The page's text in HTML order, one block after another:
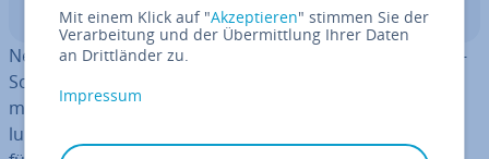
In­halts­ver­zeich­nis
Next.js und Nuxt sind Web­frame­works, die auf den Ja­va­
Script-Bi­blio­the­ken React bzw. Vue basieren. Beide er­
mög­li­chen eine struk­tu­rier­te und per­for­man­te Ent­wick­
lung von Web­an­wen­dun­gen mit in­te­grier­ten Lösungen
Mit einem Klick auf "Akzeptieren" stimmen Sie der
Verarbeitung und der Übermittlung Ihrer Daten
an Drittländer zu.
Impressum